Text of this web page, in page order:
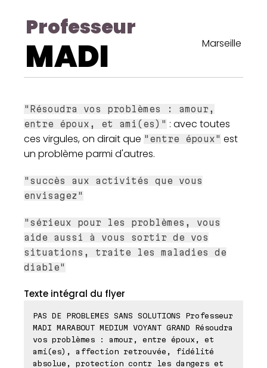
Professeur
MADI Marseille
"Résoudra vos problèmes : amour,
entre époux, et ami(es)" : avec toutes
ces virgules, on dirait que "entre époux" est
un problème parmi d'autres.
"succès aux activités que vous
envisagez"
"sérieux pour les problèmes, vous
aide aussi à vous sortir de vos
situations, traite les maladies de
diable"
Texte intégral du flyer
PAS DE PROBLEMES SANS SOLUTIONS Professeur
MADI MARABOUT MEDIUM VOYANT GRAND Résoudra
vos problèmes : amour, entre époux, et
ami(es), affection retrouvée, fidélité
absolue, protection contr les dangers et